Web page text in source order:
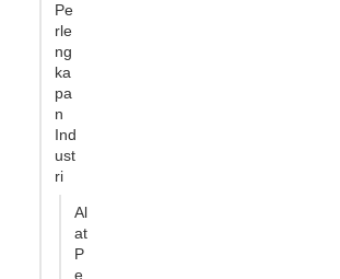
Pe
rle
ng
ka
pa
n
Ind
ust
ri
Al
at
P
e